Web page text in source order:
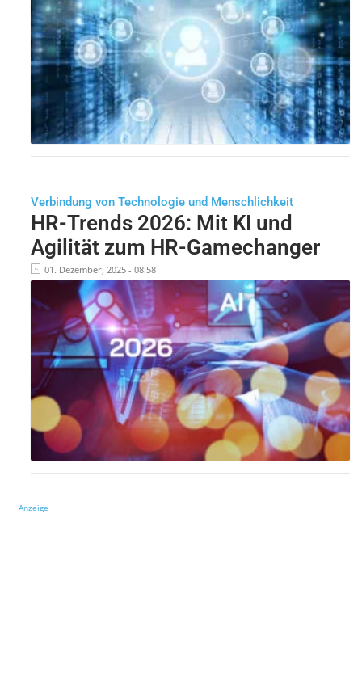
Verbindung von Technologie und Menschlichkeit
HR-Trends 2026: Mit KI und
Agilität zum HR-Gamechanger
01. Dezember, 2025 - 08:58
Anzeige